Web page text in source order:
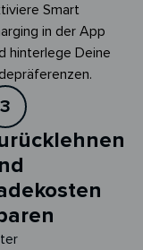
Smart
in der App
hinterlege Deine
3